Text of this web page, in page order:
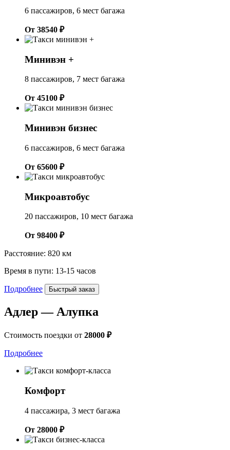
6 пассажиров, 6 мест багажа
От 38540 ₽
Минивэн +
8 пассажиров, 7 мест багажа
От 45100 ₽
Минивэн бизнес
6 пассажиров, 6 мест багажа
От 65600 ₽
Микроавтобус
20 пассажиров, 10 мест багажа
От 98400 ₽
Расстояние: 820 км
Время в пути: 13-15 часов
Подробнее Быстрый заказ
Адлер — Алупка
Стоимость поездки от 28000 ₽
Подробнее
Комфорт
4 пассажира, 3 мест багажа
От 28000 ₽